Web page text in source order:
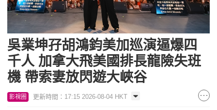
吳業坤孖胡鴻鈞美加巡演逼爆四
千人 加拿大飛美國排長龍險失班
機 帶索妻放閃遊大峽谷
影視圈 更新時間：17:15 2026-08-04 HKT